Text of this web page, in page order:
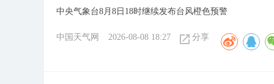
中央气象台8月8日18时继续发布台风橙色预警
中国天气网 2026-08-08 18:27 分享